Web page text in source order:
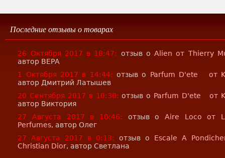
Последние отзывы о товарах
26 Октября 2017 в 18:47: отзыв оAlien от Thierry
автор ВЕРА
1 Октября 2017 в 14:44: отзыв о Parfum D'ete от
автор Дмитрий Латышев
20 Сентября 2017 в 10:30: отзыв о Parfum D'ete от
автор Виктория
27 Августа 2017 в 10:46:
отзыв оAire Loco от
Perfumes, автор Олег
27 Августа 2017 в 0:13:
отзыв о Escale A
Christian Dior, автор Светлана